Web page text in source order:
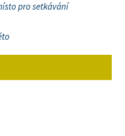
pro setkávání